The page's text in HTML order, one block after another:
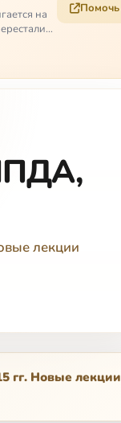
на
Помочь
лекции
гг. Новые лекции